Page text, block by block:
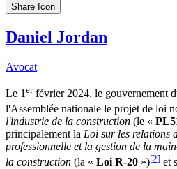
Share Icon
Daniel Jordan
Avocat
Le 1 erfévrier 2024, le gouvernement
l'Assemblée nationale le projet de loi
l'industrie de la construction (le «
principalement la Loi sur les relations
professionnelle et la gestion de la
la construction (la « Loi R-20 »)[2] et